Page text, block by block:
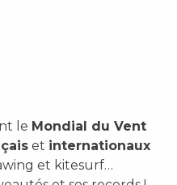
le Mondial du Vent
et internationaux
et kitesurf…